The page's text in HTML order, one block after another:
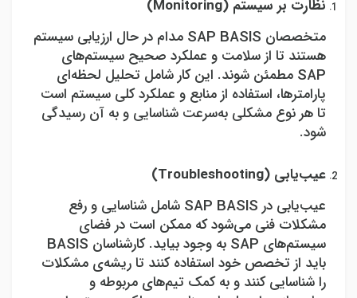
نظارت بر سیستم (Monitoring
)
متخصصان SAP BASIS مدام در حال ارزیابی سیستم
هستند تا از سلامت و عملکرد صحیح سیستم‌های
SAP مطمئن شوند. این کار شامل تحلیل لحظه‌ای
پارامترها، استفاده از منابع و عملکرد کلی سیستم است
تا هر نوع مشکلی به‌سرعت شناسایی و به آن رسیدگی
شود.
عیب‌یابی (Troubleshooting
)
عیب‌یابی در SAP BASIS شامل شناسایی و رفع
مشکلات فنی می‌شود که ممکن است در فضای
سیستم‌های SAP به وجود بیاید. کارشناسان BASIS
باید از تخصص خود استفاده کنند تا ریشه‌ی مشکلات
را شناسایی کنند و به کمک تیم‌های مربوطه و